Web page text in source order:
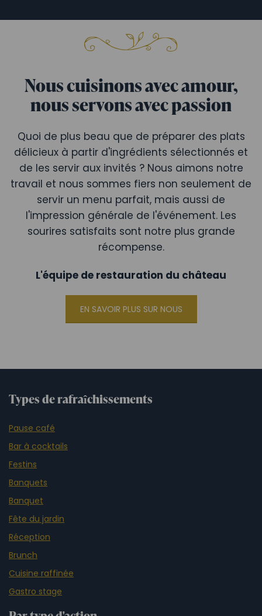
Nous cuisinons avec amour,
nous servons avec passion
Quoi de plus beau que de préparer des plats
délicieux à partir d'ingrédients sélectionnés et
de les servir aux invités ? Nous aimons notre
travail et nous sommes fiers non seulement de
servir un menu parfait, mais aussi de
l'impression générale de l'événement. Les
sourires satisfaits sont notre plus grande
récompense.
L'équipe de restauration du château
EN SAVOIR PLUS SUR NOUS
Types de rafraîchissements
Pause café
Bar à cocktails
Festins
Banquets
Banquet
Fête du jardin
Réception
Brunch
Cuisine raffinée
Gastro stage